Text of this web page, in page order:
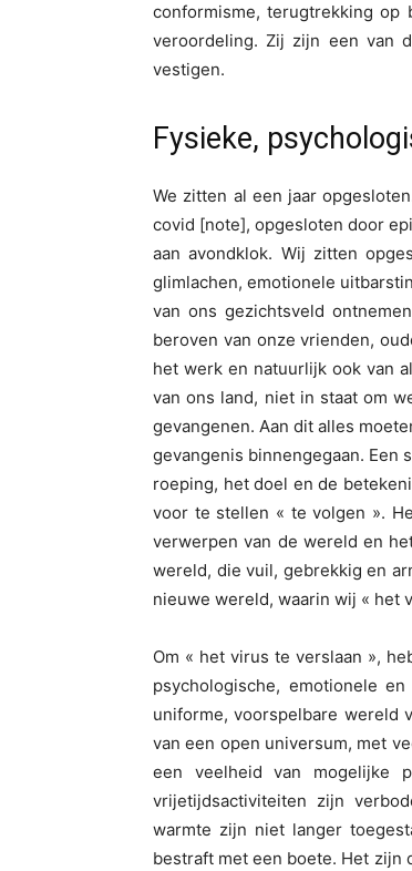
conformisme, terugtrekking op
veroordeling. Zij zijn een van
vestigen.
Fysieke,
We zitten al een jaar
covid [note], opgesloten door
aan avondklok. Wij zitten
glimlachen, emotionele
van ons gezichtsveld
beroven van onze vrienden,
het werk en natuurlijk ook van
van ons land, niet in staat om
gevangenen. Aan dit alles
gevangenis binnengegaan. Een
roeping, het doel en de
voor te stellen « te volgen ».
verwerpen van de wereld en
wereld, die vuil, gebrekkig en
nieuwe wereld, waarin wij « het
Om « het virus te verslaan »,
psychologische, emotionele
uniforme, voorspelbare wereld
van een open universum, met
een veelheid van mogelijke
vrijetijdsactiviteiten zijn
warmte zijn niet langer
bestraft met een boete. Het zijn